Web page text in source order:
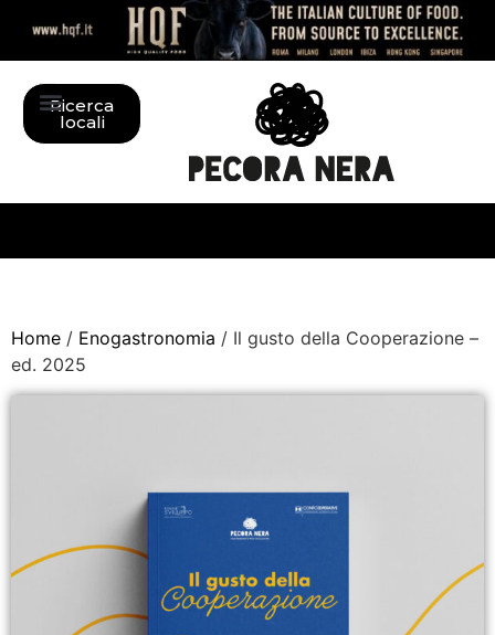
Ricerca
locali
Home / Enogastronomia / Il gusto della Cooperazione –
ed. 2025